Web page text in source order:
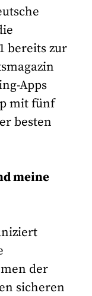
bereits zur
Apps
mit fünf
besten
meine
der
sicheren